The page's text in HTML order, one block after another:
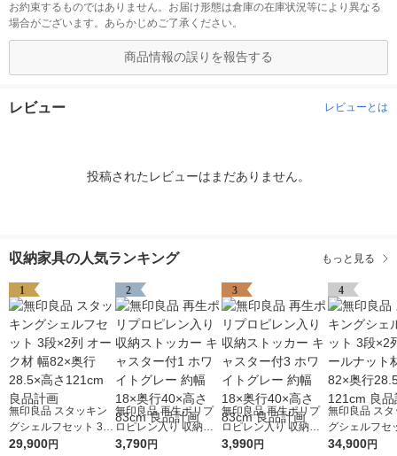
お約束するものではありません。お届け形態は倉庫の在庫状況等により異なる
場合がございます。あらかじめご了承ください。
商品情報の誤りを報告する
レビュー レビューとは
投稿されたレビューはまだありません。
収納家具の人気ランキング もっと見る
1
無印良品 スタッキン
グシェルフセット 3段
×2列 オーク材 幅82×
29,900円
2
無印良品 再生ポリプ
ロピレン入り 収納ス
トッカー キャスター
3,790円
3
無印良品 再生ポリプ
ロピレン入り 収納ス
トッカー キャスター
3,990円
4
無印良品 スタ
グシェルフセ
×2列 ウォー
34,900円